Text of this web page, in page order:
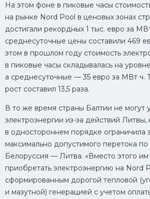
На этом фоне в пиковые часы
на рынке Nord Pool в ценовых зонах
достигали рекордных 1 тыс. евро за
среднесуточные цены составили 469
этом в прошлом году стоимость
в пиковые часы складывалась на
а среднесуточные — 35 евро за МВт ч.
рост составил 13,5 раза.
В то же время страны Балтии не могут
электроэнергии из-за действий Литвы,
в одностороннем порядке ограничила
максимально допустимого перетока по
Белоруссия — Литва. «Вместо этого им
приобретать электроэнергию на Nord
сформированным дорогой тепловой
и мазутной) генерацией с учетом